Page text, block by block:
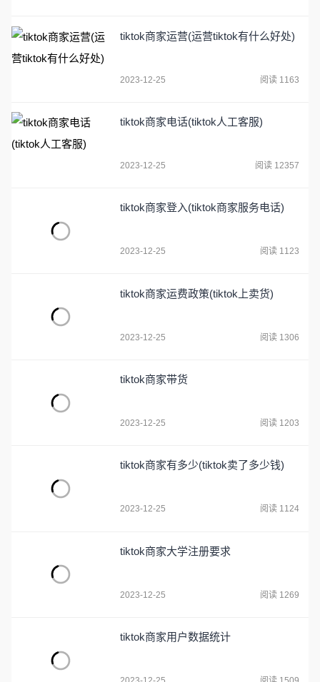
tiktok商家运营(运营tiktok有什么好处)
2023-12-25 阅读 1163
tiktok商家电话(tiktok人工客服)
2023-12-25 阅读 12357
tiktok商家登入(tiktok商家服务电话)
2023-12-25 阅读 1123
tiktok商家运费政策(tiktok上卖货)
2023-12-25 阅读 1306
tiktok商家带货
2023-12-25 阅读 1203
tiktok商家有多少(tiktok卖了多少钱)
2023-12-25 阅读 1124
tiktok商家大学注册要求
2023-12-25 阅读 1269
tiktok商家用户数据统计